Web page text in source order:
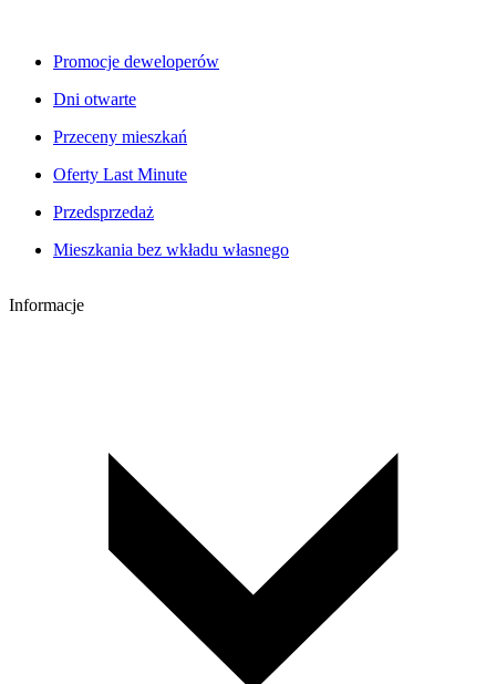
Promocje deweloperów
Dni otwarte
Przeceny mieszkań
Oferty Last Minute
Przedsprzedaż
Mieszkania bez wkładu własnego
Informacje